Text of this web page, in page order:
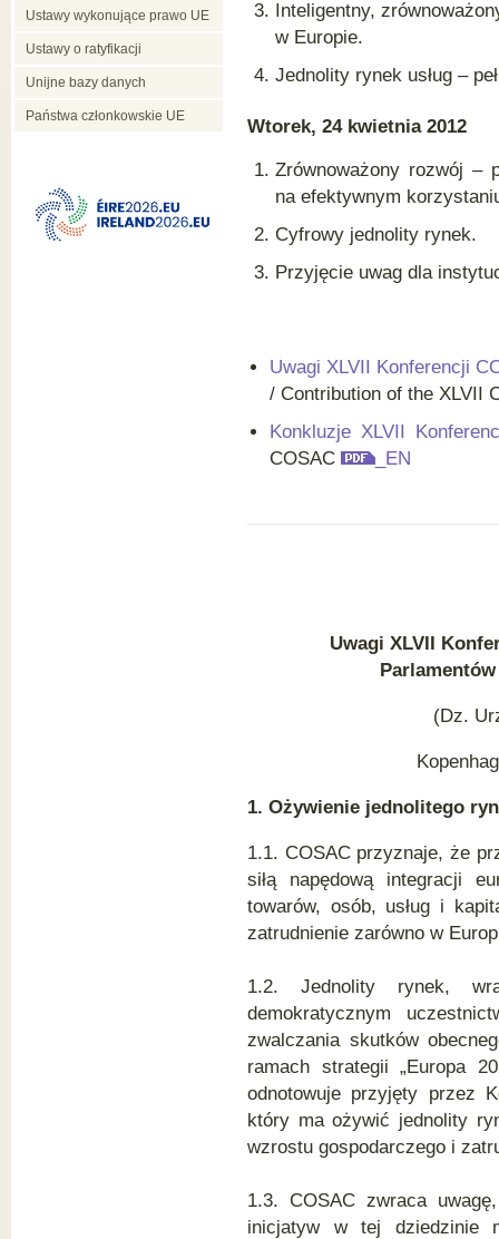
Ustawy wykonujące prawo UE
Ustawy o ratyfikacji
Unijne bazy danych
Państwa członkowskie UE
Inteligentny,
w Europie.
Jednolity rynek usług –
Wtorek, 24 kwietnia 2012
Zrównoważony rozwój –
na efektywnym
Cyfrowy jednolity rynek.
Przyjęcie uwag dla
Uwagi XLVII Konferencji
/ Contribution of the XLVII
Konkluzje XLVII
COSAC
_EN
Uwagi XLVII
(Dz.
1. Ożywienie jednolitego
1.1. COSAC przyznaje, że
siłą napędową integracji
towarów, osób, usług i
zatrudnienie zarówno w
1.2. Jednolity rynek,
demokratycznym
zwalczania skutków
ramach strategii „Europa
odnotowuje przyjęty przez
który ma ożywić jednolity
wzrostu gospodarczego i
1.3. COSAC zwraca
inicjatyw w tej dziedzinie